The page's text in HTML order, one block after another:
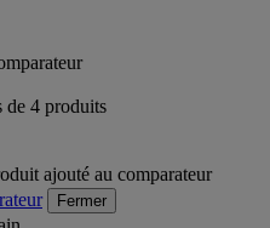
de 4 produits
ajouté au comparateur
Fermer